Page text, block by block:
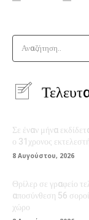
Αναζήτηση..
Σε έναν μήνα
ο 31χρονος
8 Αυγούστου, 2026
Θρίλερ σε γραφείο
αποσύνθεση 56
χώρο